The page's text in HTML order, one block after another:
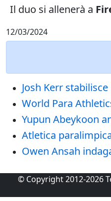
Il duo si allenerà a
12/03/2024
Josh Kerr
World Para
Yupun Abeykoon
Atletica
Owen Ansah
© Copyright 2012-2026